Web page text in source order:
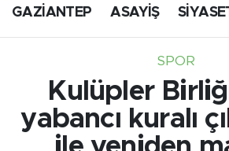
GAZİANTEP ASAYİŞ
SPOR
Kulüpler
yabancı kuralı
Süper Lig Puan Durumu ve
Tüm Manşetler
Son Dakika Haberleri